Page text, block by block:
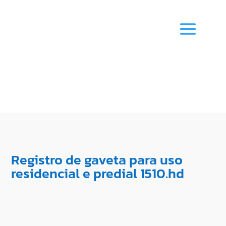
Registro de gaveta para uso
residencial e predial 1510.hd